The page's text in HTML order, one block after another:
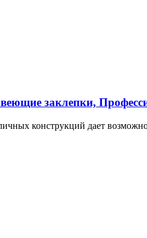
заклепки,
конструкций дает